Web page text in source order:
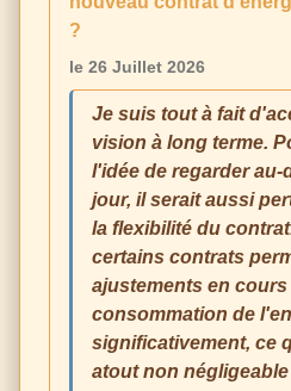
?
le 26 Juillet 2026
Je suis tout à fait
vision à long terme.
l'idée de regarder au-
jour, il serait aussi
la flexibilité du
certains contrats
ajustements en
consommation de
significativement, ce
atout non